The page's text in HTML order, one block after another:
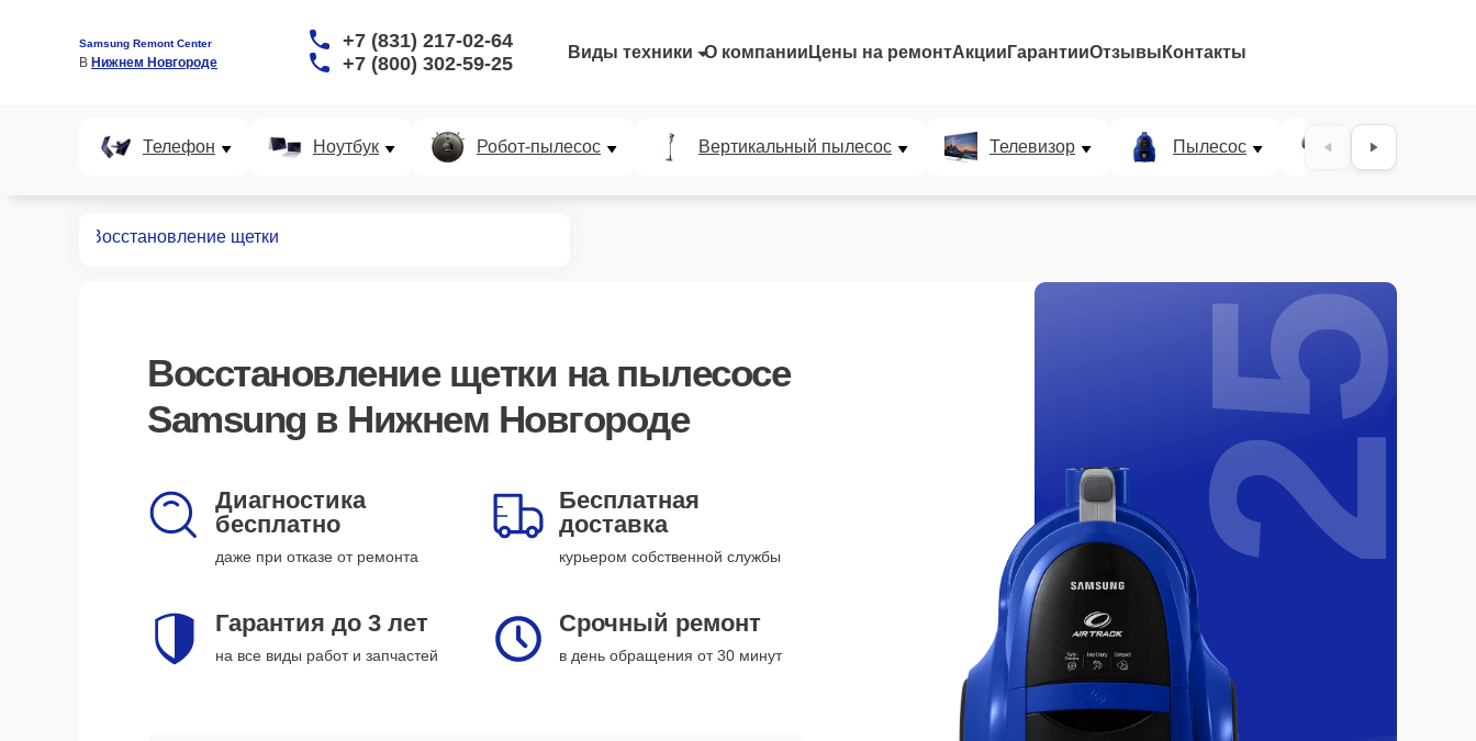
Samsung Remont Center
В Нижнем Новгороде
+7 (831) 217-02-64
+7 (800) 302-59-25
Виды техники О компании Цены на ремонтАкции ГарантииОтзывы Контакты
Телефон Ноутбук Робот-пылесос Вертикальный пылесос Телевизор Пылесос Проектор
Восстановление щетки
Восстановление щетки на пылесосе
Samsung в Нижнем Новгороде
Диагностика
бесплатно
даже при отказе от ремонта
Бесплатная
доставка
курьером собственной службы
Гарантия до 3 лет
на все виды работ и запчастей
Срочный ремонт
в день обращения от 30 минут
25%